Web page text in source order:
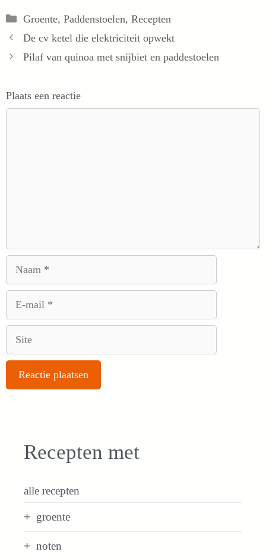
Categorieën
Groente, Paddenstoelen, Recepten
De cv ketel die elektriciteit opwekt
Pilaf van quinoa met snijbiet en paddestoelen
Plaats een reactie
Recepten met
alle recepten
groente
noten